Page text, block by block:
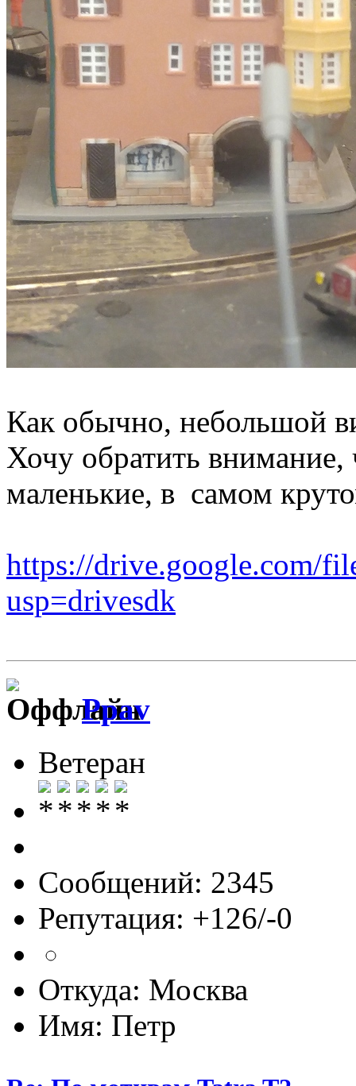
Как обычно, небольшой
Хочу обратить внимание,
маленькие, в самом
https://drive.google.com/
usp=drivesdk
Ppav
Ветеран
Сообщений: 2345
Репутация: +126/-0
Откуда: Москва
Имя: Петр